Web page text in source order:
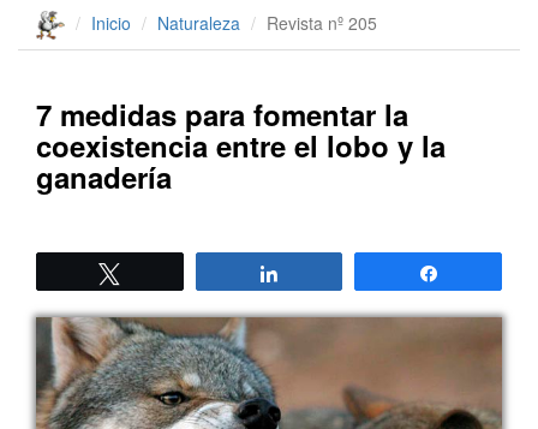
Inicio Naturaleza Revista nº 205
7 medidas para fomentar la
coexistencia entre el lobo y la
ganadería